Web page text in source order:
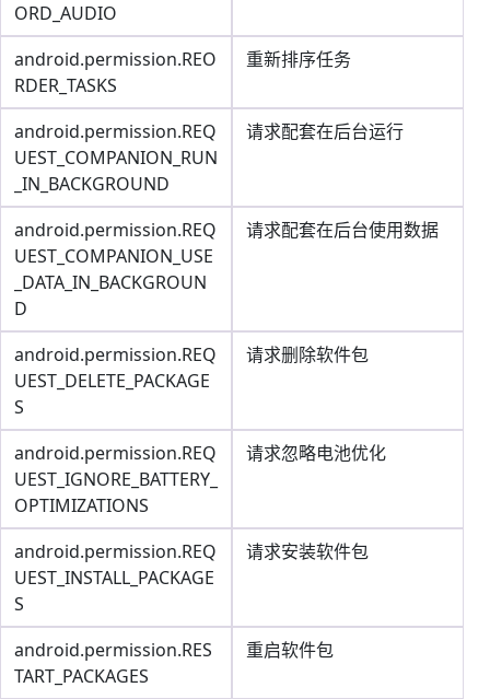
ORD_AUDIO
android.permission.REO
RDER_TASKS
重新排序任务
android.permission.REQ
UEST_COMPANION_RUN
_IN_BACKGROUND
请求配套在后台运行
android.permission.REQ
UEST_COMPANION_USE
_DATA_IN_BACKGROUN
D
请求配套在后台使用数据
android.permission.REQ
UEST_DELETE_PACKAGE
S
请求删除软件包
android.permission.REQ
UEST_IGNORE_BATTERY_
OPTIMIZATIONS
请求忽略电池优化
android.permission.REQ
UEST_INSTALL_PACKAGE
S
请求安装软件包
android.permission.RES
TART_PACKAGES
重启软件包